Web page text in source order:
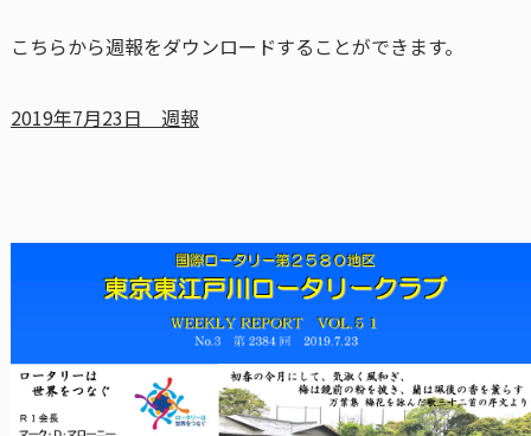
こちらから週報をダウンロードすることができます。
2019年7月23日 週報